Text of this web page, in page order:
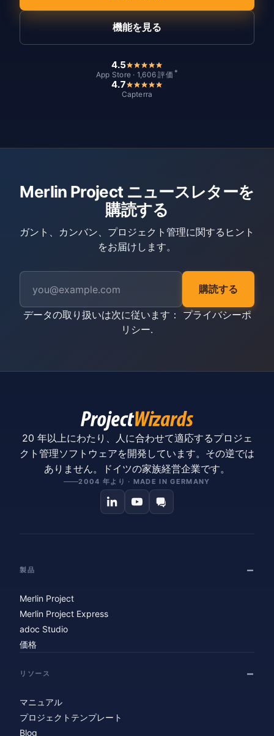
機能を見る
4.5
App Store · 1,606 評価 *
4.7
Capterra
Merlin Project ニュースレターを
購読する
ガント、カンバン、プロジェクト管理に関するヒント
をお届けします。
購読する
データの取り扱いは次に従います： プライバシーポ
リシー.
20 年以上にわたり、人に合わせて適応するプロジェ
クト管理ソフトウェアを開発しています。その逆では
ありません。ドイツの家族経営企業です。
2004 年より · MADE IN GERMANY
製品
Merlin Project
Merlin Project Express
adoc Studio
価格
リソース
マニュアル
プロジェクトテンプレート
Blog